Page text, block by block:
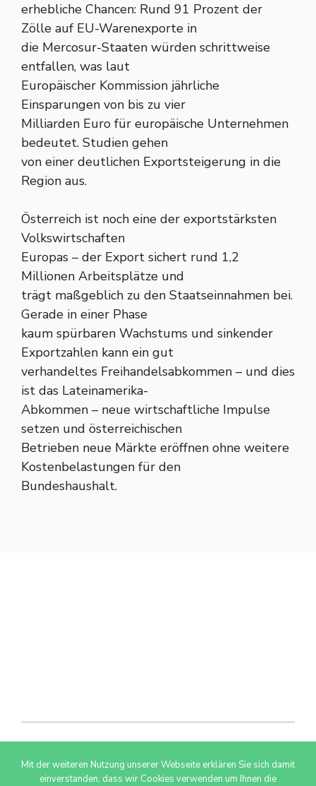
erhebliche Chancen: Rund 91 Prozent der
Zölle auf EU-Warenexporte in
die Mercosur-Staaten würden schrittweise
entfallen, was laut
Europäischer Kommission jährliche
Einsparungen von bis zu vier
Milliarden Euro für europäische Unternehmen
bedeutet. Studien gehen
von einer deutlichen Exportsteigerung in die
Region aus.
Österreich ist noch eine der exportstärksten
Volkswirtschaften
Europas – der Export sichert rund 1,2
Millionen Arbeitsplätze und
trägt maßgeblich zu den Staatseinnahmen bei.
Gerade in einer Phase
kaum spürbaren Wachstums und sinkender
Exportzahlen kann ein gut
verhandeltes Freihandelsabkommen – und dies
ist das Lateinamerika-
Abkommen – neue wirtschaftliche Impulse
setzen und österreichischen
Betrieben neue Märkte eröffnen ohne weitere
Kostenbelastungen für den
Bundeshaushalt.
© 2026 AdSimple GmbH
Mit der weiteren Nutzung unserer Webseite erklären Sie sich damit
einverstanden, dass wir Cookies verwenden um Ihnen die